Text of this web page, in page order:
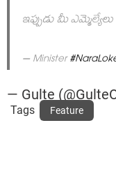
ఇప్పుడు మీ
– Minister
— Gulte
Tags Feature